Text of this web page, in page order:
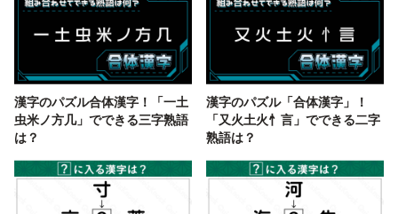
漢字のパズル合体漢字！「一土
虫米ノ方几」でできる三字熟語
は？
漢字のパズル「合体漢字」！
「又火土火忄言」でできる二字
熟語は？